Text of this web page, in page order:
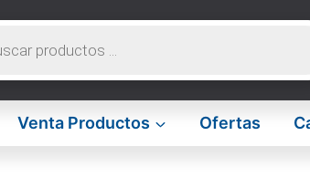
Venta Productos Ofertas